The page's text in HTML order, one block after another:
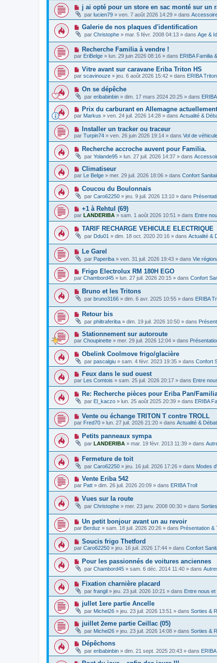
a
g
e
m
e
s
s
a
g
e
a
u
m
e
s
s
a
g
e
N
o
u
e
a
u
m
e
s
s
a
g
e
j ai opté pour un store en sac monté sur un
par lucien79 » ven. 7 août 2026 14:29 » dans
N
u
v
a
u
m
s
s
a
g
e
Galerie de nos plaques d'identification
par Christophe » mar. 5 févr. 2008 04:13 » dans Age &
N
o
v
a
u
m
e
s
s
a
g
e
Recherche Familia à vendre !
par EriBelge » lun. 29 juin 2026 08:16 » dans ERIBA Familia
N
o
v
e
a
u
m
e
s
s
a
g
Vitre avant sur caravane Eriba Triton HS
par scavinouze » jeu. 6 août 2026 15:42 » dans ERIBA Triton
N
o
u
v
e
a
u
m
e
s
s
a
g
e
On se dépêche
par eribabinbin » dim. 17 mars 2024 20:25 » dans
N
o
v
e
a
u
m
e
s
s
a
g
Prix ​​du carburant en Allemagne actuellement
par Markus » ven. 24 juil. 2026 14:28 » dans Actualité &
N
o
v
e
a
u
m
e
s
s
a
g
e
Installer un tracker ou traceur
par Turpin74 » ven. 26 juin 2026 19:14 » dans Vol de
N
o
u
v
e
a
u
m
e
s
g
Recherche accroche auvent pour Familia.
par Yolande95 » lun. 27 juil. 2026 14:37 » dans
N
o
v
e
a
u
m
e
s
s
g
e
Climatiseur
par Le Belge » mer. 29 juil. 2026 18:06 » dans Confort
N
o
u
e
a
u
m
e
s
s
g
e
Coucou du Boulonnais
par Caro62250 » jeu. 9 juil. 2026 13:10 » dans
N
o
v
a
u
m
e
s
s
g
e
+1 à Rehtul (69)
par LANDERIBA » sam. 1 août 2026 10:51 » dans Entre
N
o
u
v
a
u
m
e
s
s
g
TARIF RECHARGE VEHICULE ELECTRIQUE
par Ddu01 » dim. 18 oct. 2020 20:16 » dans Actualité &
N
u
v
e
a
u
m
e
s
s
g
e
Le Garel
par Paperiba » ven. 31 juil. 2026 19:43 » dans Vie
N
o
u
v
e
a
m
e
s
s
a
g
e
Frigo Electrolux RM 180H EGO
par Chambord45 » lun. 27 juil. 2026 20:15 » dans Confort
N
u
v
e
a
u
m
e
s
s
a
g
e
Bruno et les Tritons
par bruno3166 » dim. 6 avr. 2025 10:55 » dans ERIBA
N
u
v
e
a
u
m
e
s
s
a
g
e
Retour bis
par philtraferiba » dim. 19 juil. 2026 10:50 » dans
N
o
u
e
a
u
m
e
s
s
a
g
e
Stationnement sur autoroute
par Choupinette » mer. 29 juil. 2026 12:04 » dans
N
u
v
e
a
u
m
e
s
s
a
g
e
Obelink Coolmove frigo/glacière
par pascalgiu » sam. 4 févr. 2023 19:35 » dans Confort
N
o
u
v
e
a
u
m
s
s
g
Feux dans le sud ouest
par Les Comtois » sam. 25 juil. 2026 20:17 » dans Entre
N
u
v
e
a
u
m
e
s
s
a
g
e
Re: Recherche pièces pour Eriba Pan/
par El_kaczo » lun. 25 août 2025 20:39 » dans ERIBA
N
o
v
e
a
u
m
e
s
s
a
g
e
Vente ou échange TRITON T contre TROLL
par Fred70 » lun. 27 juil. 2026 21:20 » dans Actualité &
N
o
u
v
a
u
m
s
s
a
g
Petits panneaux sympa
par LANDERIBA » mar. 19 févr. 2013 11:39 » dans
N
u
v
a
u
m
e
s
s
a
g
e
Fermeture de toit
par Caro62250 » jeu. 16 juil. 2026 17:26 » dans Modes
N
o
u
v
a
m
e
s
s
a
g
e
Vente Eriba 542
par Patt » dim. 26 juil. 2026 20:09 » dans ERIBA Troll
N
u
v
e
a
m
e
s
s
g
e
Vues sur la route
par Christophe » mer. 23 janv. 2008 00:30 » dans
N
o
u
v
e
a
u
m
e
s
s
g
e
Un petit bonjour avant un au revoir
par Berduz » sam. 18 juil. 2026 20:26 » dans Présentation &
N
o
u
v
e
a
u
m
e
s
s
a
g
e
Soucis frigo Thetford
par Caro62250 » jeu. 16 juil. 2026 17:44 » dans Confort
N
u
v
a
u
m
e
s
s
a
g
e
Pour les passionnés de voitures anciennes
par Chambord45 » sam. 6 déc. 2014 11:40 » dans
N
u
v
e
a
u
m
e
s
s
a
g
e
Fixation charnière placard
par frangil » jeu. 23 juil. 2026 10:21 » dans Entre nous
N
o
u
v
e
a
u
m
e
s
s
jullet 1ere partie Ancelle
par Michel26 » jeu. 23 juil. 2026 13:51 » dans Sorties &
N
o
u
v
e
a
u
juillet 2eme partie Ceillac (05)
par Michel26 » jeu. 23 juil. 2026 14:08 » dans Sorties &
N
u
v
Dépêchons
par eribabinbin » dim. 21 sept. 2025 20:43 » dans